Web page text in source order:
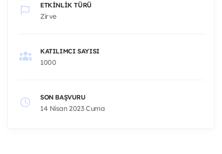
ETKINLIK TÜRÜ
Zirve
KATILIMCI SAYISI
1000
SON BAŞVURU
14 Nisan 2023 Cuma